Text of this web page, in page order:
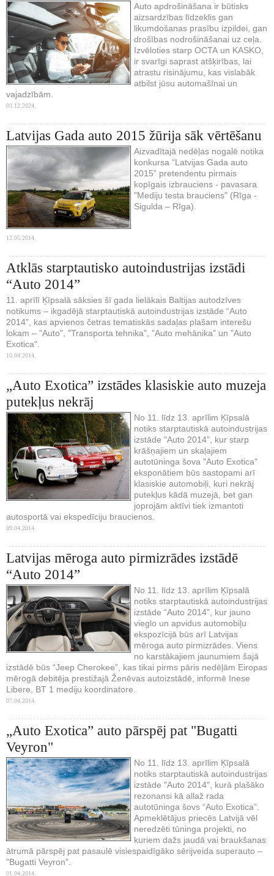
Auto apdrošināšana ir būtisks
aizsardzības līdzeklis gan
likumdošanas prasību izpildei, gan
drošības nodrošināšanai uz ceļa.
Izvēloties starp OCTA un KASKO,
ir svarīgi saprast atšķirības, lai
atrastu risinājumu, kas vislabāk
atbilst jūsu automašīnai un
vajadzībām.
03.12.2024.
Latvijas Gada auto 2015 žūrija sāk vērtēšanu
Aizvadītajā nedēļas nogalē notika
konkursa “Latvijas Gada auto
2015” pretendentu pirmais
kopīgais izbrauciens - pavasara
"Mediju testa brauciens" (Rīga -
Sigulda – Rīga).
12.05.2014.
Atklās starptautisko autoindustrijas izstādi
“Auto 2014”
11. aprīlī Ķīpsalā sāksies šī gada lielākais Baltijas autodzīves
notikums – ikgadējā starptautiskā autoindustrijas izstāde “Auto
2014”, kas apvienos četras tematiskās sadaļas plašam interešu
lokam – "Auto", "Transporta tehnika", "Auto mehānika" un "Auto
Exotica".
10.04.2014.
„Auto Exotica” izstādes klasiskie auto muzeja
putekļus nekrāj
No 11. līdz 13. aprīlim Ķīpsalā
notiks starptautiskā autoindustrijas
izstāde "Auto 2014", kur starp
krāšņajiem un skaļajiem
autotūninga šova "Auto Exotica"
eksponātiem būs sastopami arī
klasiskie automobiļi, kuri nekrāj
putekļus kādā muzejā, bet gan
joprojām aktīvi tiek izmantoti
autosportā vai ekspedīciju braucienos.
09.04.2014.
Latvijas mēroga auto pirmizrādes izstādē
“Auto 2014”
No 11. līdz 13. aprīlim Ķīpsalā
notiks starptautiskā autoindustrijas
izstāde “Auto 2014”, kur jauno
vieglo un apvidus automobiļu
ekspozīcijā būs arī Latvijas
mēroga auto pirmizrādes. Viens
no karstākajiem jaunumiem šajā
izstādē būs “Jeep Cherokee”, kas tikai pirms pāris nedēļām Eiropas
mērogā debitēja prestižajā Ženēvas autoizstādē, informē Inese
Libere, BT 1 mediju koordinatore.
07.04.2014.
„Auto Exotica” auto pārspēj pat "Bugatti
Veyron"
No 11. līdz 13. aprīlim Ķīpsalā
notiks starptautiskā autoindustrijas
izstāde "Auto 2014", kurā plašāko
rezonansi kā allaž rada
autotūninga šovs “Auto Exotica”.
Apmeklētājus priecēs Latvijā vēl
neredzēti tūninga projekti, no
kuriem dažs jaudā vai braukšanas
ātrumā pārspēj pat pasaulē visiespaidīgāko sērijveida superauto –
"Bugatti Veyron".
01.04.2014.